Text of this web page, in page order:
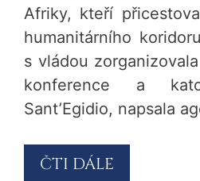
Afriky, kteří
humanitárního
s vládou
konference a
Sant’Egidio, napsala
ČTI DÁLE